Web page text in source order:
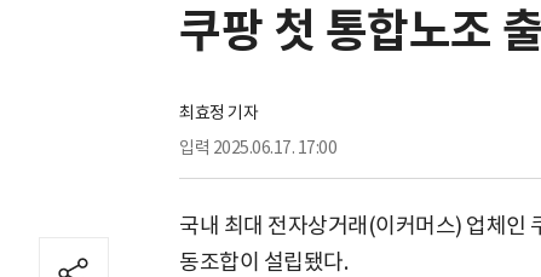
쿠팡 첫 통합노조
최효정 기자
입력 2025.06.17. 17:00
국내 최대 전자상거래(이커머스) 업체인
동조합이 설립됐다.